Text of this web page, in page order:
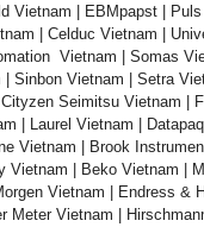
Vietnam | EBMpapst |
| Celduc Vietnam |
Vietnam | Somas
Vietnam | Setra
Seimitsu Vietnam |
| Laurel Vietnam |
Vietnam | Brook
Vietnam | Beko Vietnam |
Vietnam | Endress &
Meter Vietnam |